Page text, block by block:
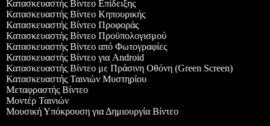
Κατασκευαστής Βίντεο Επίδειξης
Κατασκευαστής Βίντεο Κηπουρικής
Κατασκευαστής Βίντεο Προφοράς
Κατασκευαστής Βίντεο Προϋπολογισμού
Κατασκευαστής Βίντεο από Φωτογραφίες
Κατασκευαστής Βίντεο για Android
Κατασκευαστής Βίντεο με Πράσινη Οθόνη (Green Screen)
Κατασκευαστής Ταινιών Μυστηρίου
Μεταφραστής Βίντεο
Μοντέρ Ταινιών
Μουσική Υπόκρουση για Δημιουργία Βίντεο